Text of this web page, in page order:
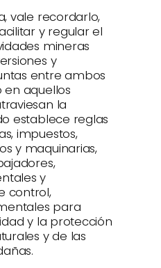
vale recordarlo,
y regular el
mineras
y
entre ambos
en aquellos
la
establece reglas
impuestos,
y maquinarias,
y
control,
para
y la protección
y de las